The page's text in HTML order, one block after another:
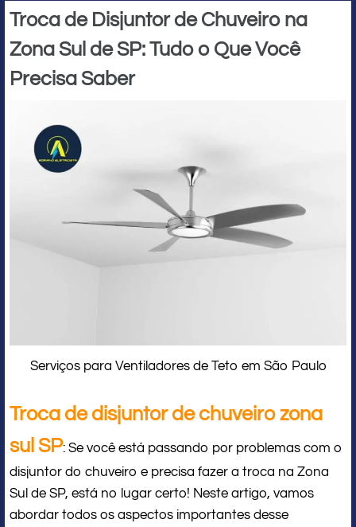
Troca de Disjuntor de Chuveiro na
Zona Sul de SP: Tudo o Que Você
Precisa Saber
Serviços para Ventiladores de Teto em São Paulo
Troca de disjuntor de chuveiro zona
sul SP: Se você está passando por problemas com o
disjuntor do chuveiro e precisa fazer a troca na Zona
Sul de SP, está no lugar certo! Neste artigo, vamos
abordar todos os aspectos importantes desse